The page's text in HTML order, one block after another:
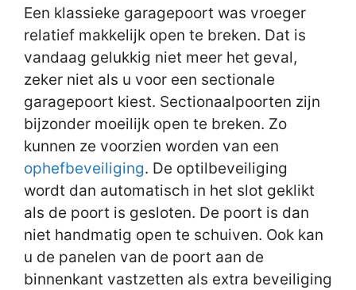
Een klassieke garagepoort was vroeger
relatief makkelijk open te breken. Dat is
vandaag gelukkig niet meer het geval,
zeker niet als u voor een sectionale
garagepoort kiest. Sectionaalpoorten zijn
bijzonder moeilijk open te breken. Zo
kunnen ze voorzien worden van een
ophefbeveiliging. De optilbeveiliging
wordt dan automatisch in het slot geklikt
als de poort is gesloten. De poort is dan
niet handmatig open te schuiven. Ook kan
u de panelen van de poort aan de
binnenkant vastzetten als extra beveiliging